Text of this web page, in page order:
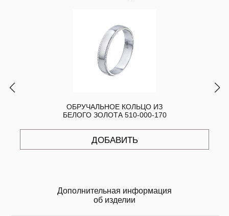
ОБРУЧАЛЬНОЕ КОЛЬЦО ИЗ
БЕЛОГО ЗОЛОТА 510-000-170
ДОБАВИТЬ
Дополнительная информация
об изделии